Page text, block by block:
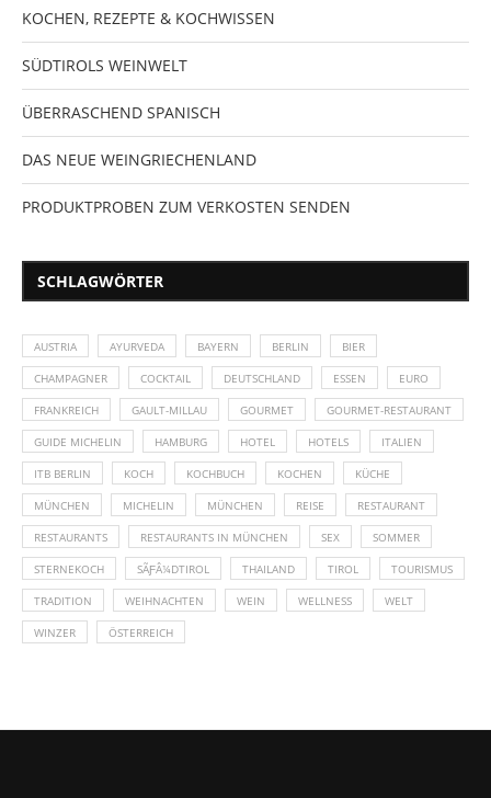
KOCHEN, REZEPTE & KOCHWISSEN
SÜDTIROLS WEINWELT
ÜBERRASCHEND SPANISCH
DAS NEUE WEINGRIECHENLAND
PRODUKTPROBEN ZUM VERKOSTEN SENDEN
SCHLAGWÖRTER
AUSTRIA AYURVEDA BAYERN BERLIN BIER
CHAMPAGNER COCKTAIL DEUTSCHLAND ESSEN EURO
FRANKREICH GAULT-MILLAU GOURMET GOURMET-RESTAURANT
GUIDE MICHELIN HAMBURG HOTEL HOTELS ITALIEN
ITB BERLIN KOCH KOCHBUCH KOCHEN KÜCHE
MÜNCHEN MICHELIN MÜNCHEN REISE RESTAURANT
RESTAURANTS RESTAURANTS IN MÜNCHEN SEX SOMMER
STERNEKOCH SÃƑÂ¼DTIROL THAILAND TIROL TOURISMUS
TRADITION WEIHNACHTEN WEIN WELLNESS WELT
WINZER ÖSTERREICH